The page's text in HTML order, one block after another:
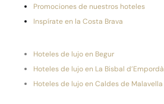
Promociones de nuestros hoteles
Inspírate en la Costa Brava
Hoteles de lujo en Begur
Hoteles de lujo en La Bisbal d’Empordà
Hoteles de lujo en Caldes de Malavella